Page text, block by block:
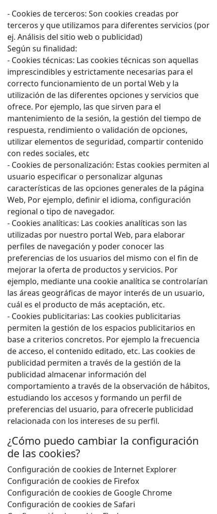
- Cookies de terceros: Son cookies creadas por
terceros y que utilizamos para diferentes servicios (por
ej. Análisis del sitio web o publicidad)
Según su finalidad:
- Cookies técnicas: Las cookies técnicas son aquellas
imprescindibles y estrictamente necesarias para el
correcto funcionamiento de un portal Web y la
utilización de las diferentes opciones y servicios que
ofrece. Por ejemplo, las que sirven para el
mantenimiento de la sesión, la gestión del tiempo de
respuesta, rendimiento o validación de opciones,
utilizar elementos de seguridad, compartir contenido
con redes sociales, etc
- Cookies de personalización: Estas cookies permiten al
usuario especificar o personalizar algunas
características de las opciones generales de la página
Web, Por ejemplo, definir el idioma, configuración
regional o tipo de navegador.
- Cookies analíticas: Las cookies analíticas son las
utilizadas por nuestro portal Web, para elaborar
perfiles de navegación y poder conocer las
preferencias de los usuarios del mismo con el fin de
mejorar la oferta de productos y servicios. Por
ejemplo, mediante una cookie analítica se controlarían
las áreas geográficas de mayor interés de un usuario,
cuál es el producto de más aceptación, etc.
- Cookies publicitarias: Las cookies publicitarias
permiten la gestión de los espacios publicitarios en
base a criterios concretos. Por ejemplo la frecuencia
de acceso, el contenido editado, etc. Las cookies de
publicidad permiten a través de la gestión de la
publicidad almacenar información del
comportamiento a través de la observación de hábitos,
estudiando los accesos y formando un perfil de
preferencias del usuario, para ofrecerle publicidad
relacionada con los intereses de su perfil.
¿Cómo puedo cambiar la configuración
de las cookies?
Configuración de cookies de Internet Explorer
Configuración de cookies de Firefox
Configuración de cookies de Google Chrome
Configuración de cookies de Safari